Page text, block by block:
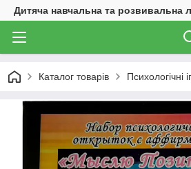
Дитяча навчальна та розвивальна
Каталог товарів Психологічні